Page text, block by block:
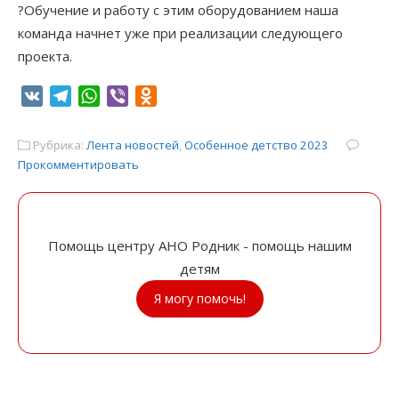
?Обучение и работу с этим оборудованием наша
команда начнет уже при реализации следующего
проекта.
VK TelegramWhatsApp
Viber
Рубрика: Лента новостей,Особенное детство 2023
Прокомментировать
Помощь центру АНО Родник - помощь нашим
детям
Я могу помочь!